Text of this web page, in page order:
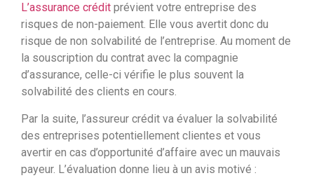
L’assurance crédit prévient votre entreprise des
risques de non-paiement. Elle vous avertit donc du
risque de non solvabilité de l’entreprise. Au moment de
la souscription du contrat avec la compagnie
d’assurance, celle-ci vérifie le plus souvent la
solvabilité des clients en cours.
Par la suite, l’assureur crédit va évaluer la solvabilité
des entreprises potentiellement clientes et vous
avertir en cas d’opportunité d’affaire avec un mauvais
payeur. L’évaluation donne lieu à un avis motivé :